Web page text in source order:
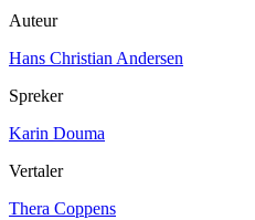
Auteur
Hans Christian Andersen
Spreker
Karin Douma
Vertaler
Thera Coppens